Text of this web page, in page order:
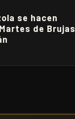
se hacen
de Brujas